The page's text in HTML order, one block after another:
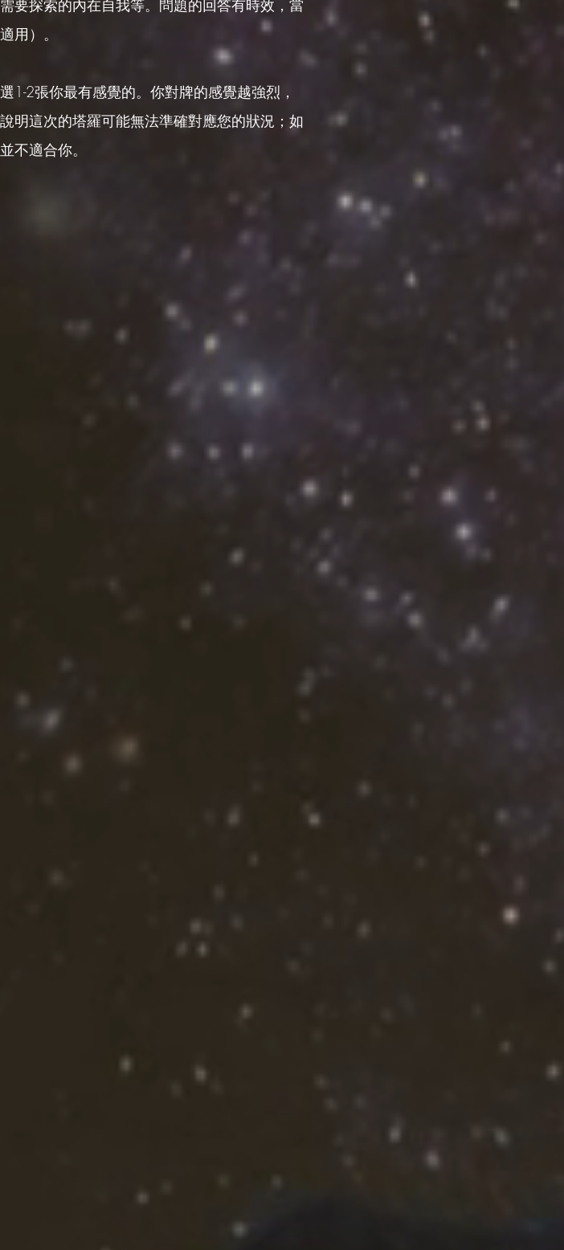
要探索的內在自我等。問題的回答有時效，當
用）。
1-2張你最有感覺的。你對牌的感覺越強烈，
明這次的塔羅可能無法準確對應您的狀況；如
不適合你。